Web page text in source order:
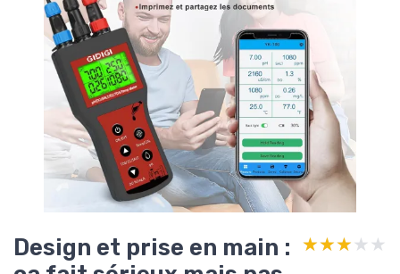
Design et prise en main :
★★★★★
★★★★★